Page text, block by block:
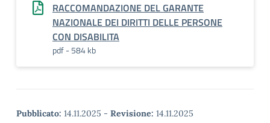
RACCOMANDAZIONE DEL GARANTE
NAZIONALE DEI DIRITTI DELLE PERSONE
CON DISABILITA
pdf - 584 kb
Pubblicato: 14.11.2025 - Revisione: 14.11.2025